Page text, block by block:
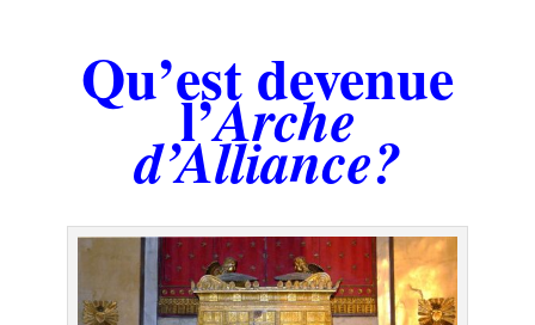
Qu’est devenue
l’Arche
d’Alliance?